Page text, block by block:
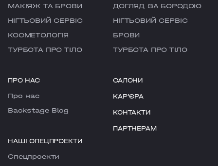
МАКІЯЖ ТА БРОВИ
НІГТЬОВИЙ СЕРВІС
КОСМЕТОЛОГІЯ
ТУРБОТА ПРО ТІЛО
ДОГЛЯД ЗА БОРОДОЮ
НІГТЬОВИЙ СЕРВІС
БРОВИ
ТУРБОТА ПРО ТІЛО
ПРО НАС
Про нас
Backstage Blog
НАШІ СПЕЦПРОЕКТИ
Cпецпроекти
САЛОНИ
КАРʼЄРА
КОНТАКТИ
ПАРТНЕРАМ